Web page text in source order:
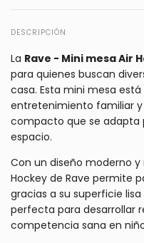
DESCRIPCIÓN
La Rave - Mini mesa Air
para quienes buscan
casa. Esta mini mesa
entretenimiento familiar
compacto que se
espacio.
Con un diseño moderno
Hockey de Rave permite
gracias a su superficie
perfecta para desarrollar
competencia sana en